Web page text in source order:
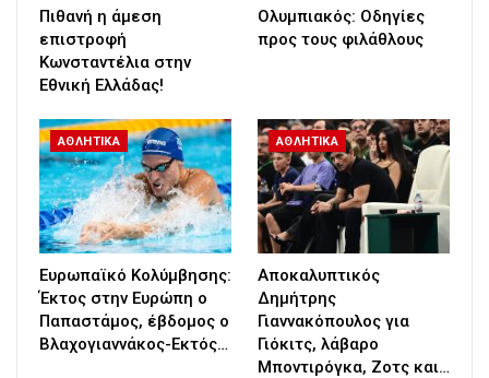
Πιθανή η άμεση
επιστροφή
Κωνσταντέλια στην
Εθνική Ελλάδας!
Ολυμπιακός: Οδηγίες
προς τους φιλάθλους
ΑΘΛΗΤΙΚΑ
Ευρωπαϊκό Κολύμβησης:
Έκτος στην Ευρώπη ο
Παπαστάμος, έβδομος ο
Βλαχογιαννάκος-Εκτός…
ΑΘΛΗΤΙΚΑ
Αποκαλυπτικός
Δημήτρης
Γιαννακόπουλος για
Γιόκιτς, λάβαρο
Μποντιρόγκα, Ζοτς και…